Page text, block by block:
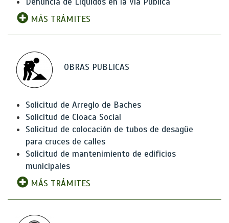
MÁS TRÁMITES
OBRAS PUBLICAS
Solicitud de Arreglo de Baches
Solicitud de Cloaca Social
Solicitud de colocación de tubos de desagüe
para cruces de calles
Solicitud de mantenimiento de edificios
municipales
MÁS TRÁMITES